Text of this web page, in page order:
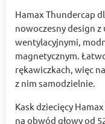
Hamax Thundercap
nowoczesny design
wentylacyjnymi,
magnetycznym.
rękawiczkach, więc
z nim samodzielnie.
Kask dziecięcy
na obwód głowy od